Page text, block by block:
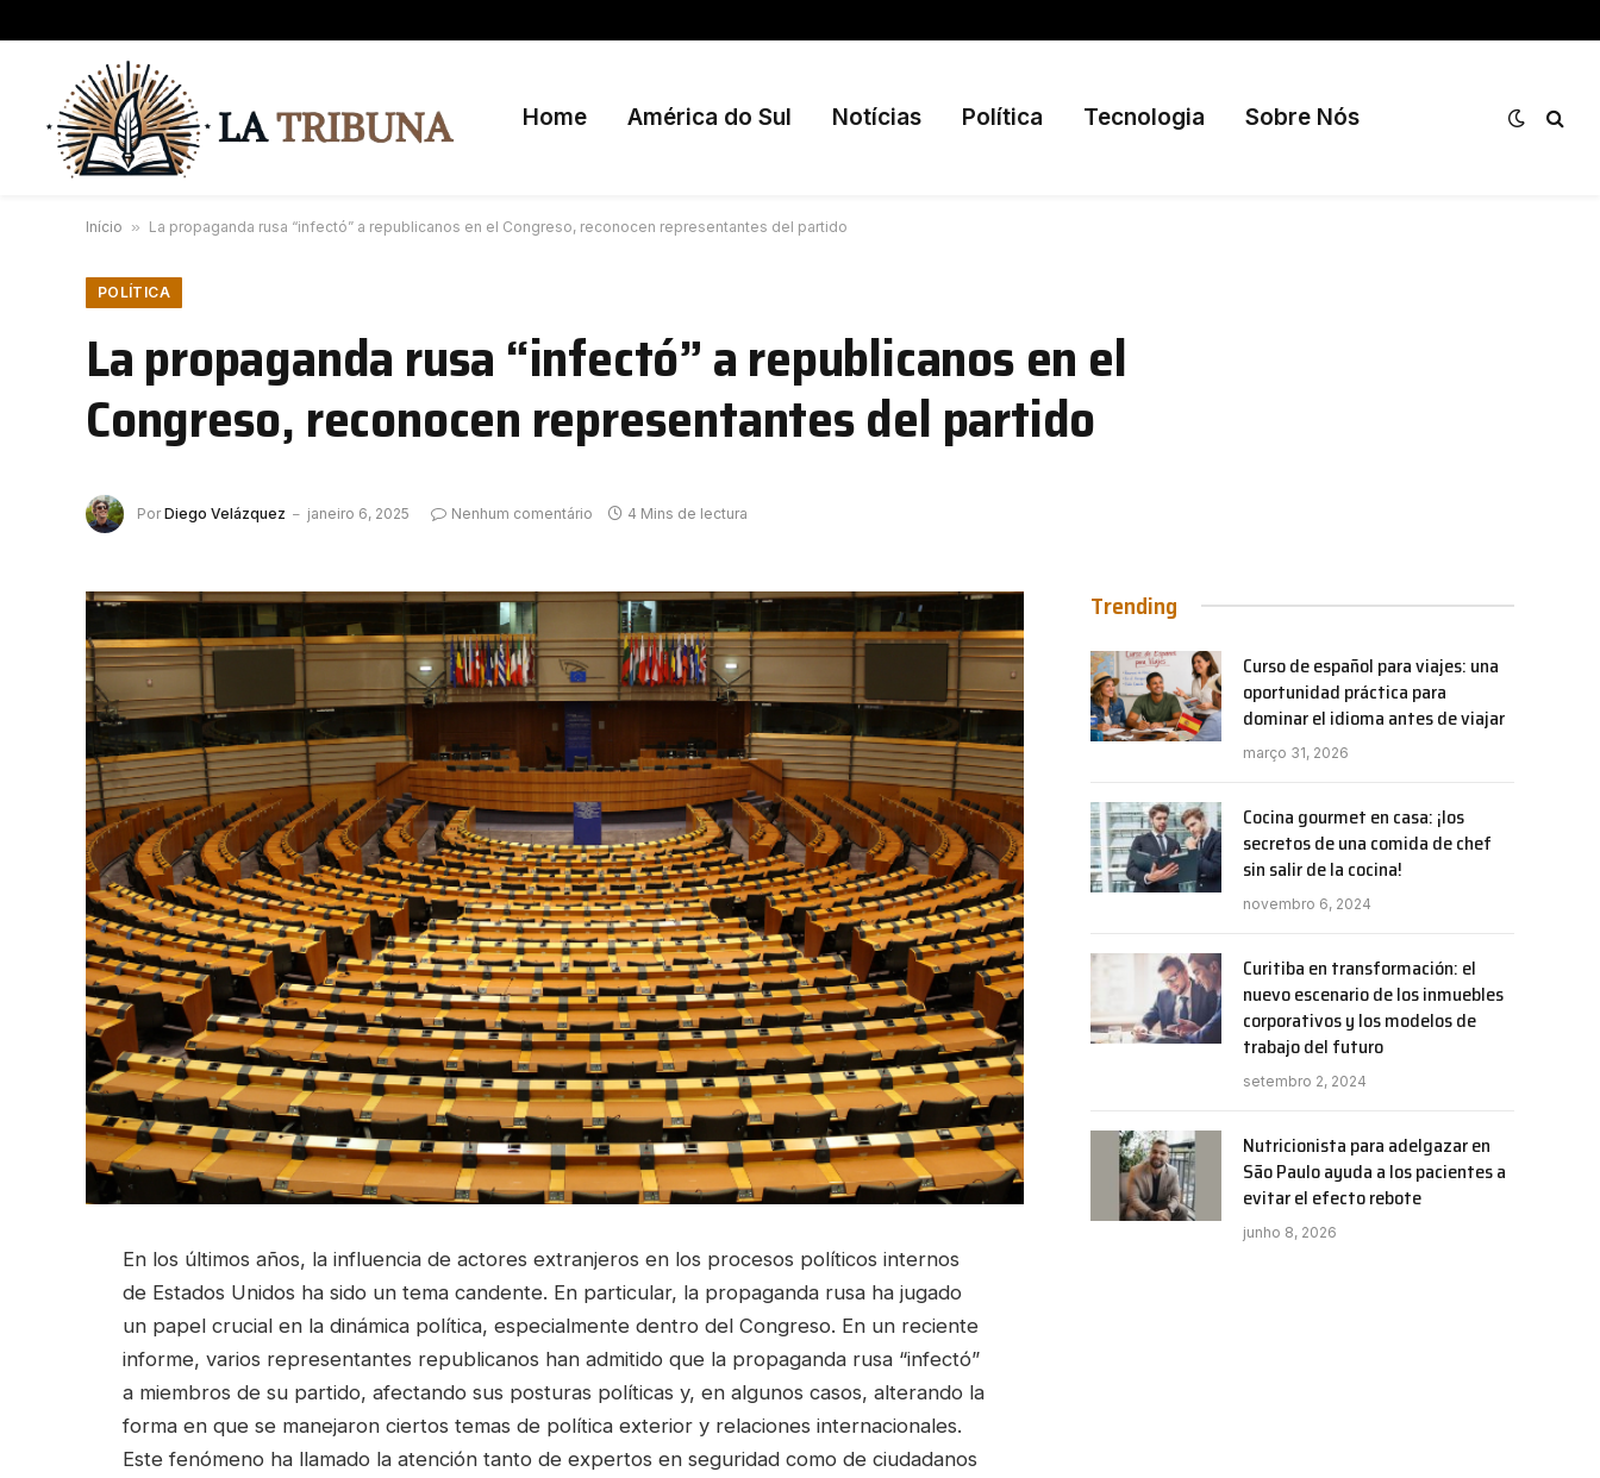
Home América do Sul Notícias Política Tecnologia Sobre Nós
Início » La propaganda rusa “infectó” a republicanos en el Congreso, reconocen representantes del partido
POLÍTICA
La propaganda rusa “infectó” a republicanos en el
Congreso, reconocen representantes del partido
Por Diego Velázquez janeiro 6, 2025 Nenhum comentário 4 Mins de lectura
En los últimos años, la influencia de actores extranjeros en los procesos políticos internos
de Estados Unidos ha sido un tema candente. En particular, la propaganda rusa ha jugado
un papel crucial en la dinámica política, especialmente dentro del Congreso. En un reciente
informe, varios representantes republicanos han admitido que la propaganda rusa “infectó”
a miembros de su partido, afectando sus posturas políticas y, en algunos casos, alterando la
forma en que se manejaron ciertos temas de política exterior y relaciones internacionales.
Este fenómeno ha llamado la atención tanto de expertos en seguridad como de ciudadanos
Trending
Curso de español para viajes: una
oportunidad práctica para
dominar el idioma antes de viajar
março 31, 2026
Cocina gourmet en casa: ¡los
secretos de una comida de chef
sin salir de la cocina!
novembro 6, 2024
Curitiba en transformación: el
nuevo escenario de los inmuebles
corporativos y los modelos de
trabajo del futuro
setembro 2, 2024
Nutricionista para adelgazar en
São Paulo ayuda a los pacientes a
evitar el efecto rebote
junho 8, 2026